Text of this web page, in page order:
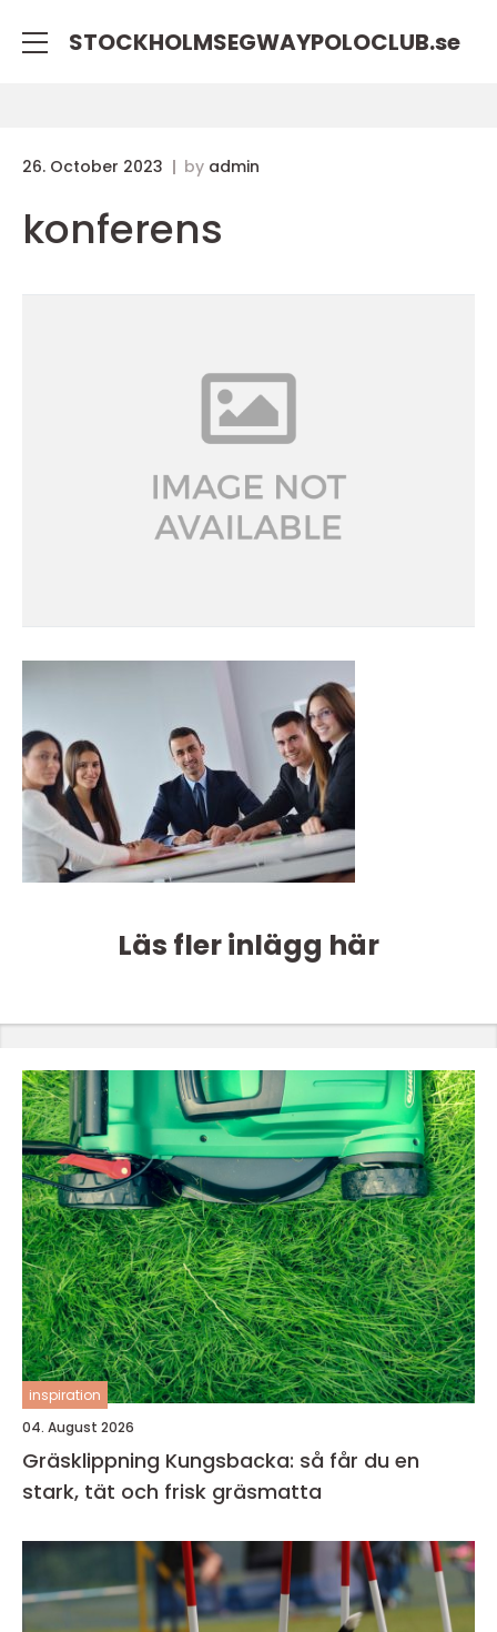
STOCKHOLMSEGWAYPOLOCLUB.se
26. October 2023 by admin
konferens
Läs fler inlägg här
inspiration
04. August 2026
Gräsklippning Kungsbacka: så får du en
stark, tät och frisk gräsmatta